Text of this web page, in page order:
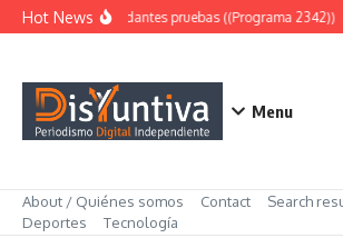
Saltar al contenido
Hot NewsAbundantes pruebas ((Programa 2342))
Menu
About / Quiénes somos Contact
Search
Deportes
Tecnología